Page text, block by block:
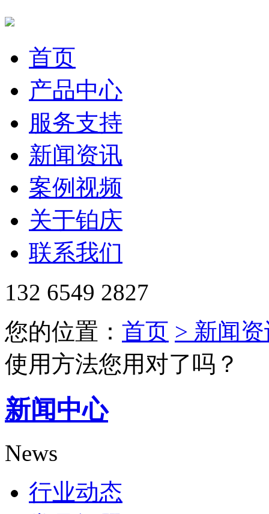
首页
产品中心
服务支持
新闻资讯
案例视频
关于铂庆
联系我们
132 6549 2827
您的位置： 首页 > 新闻
使用方法您用对了吗？
新闻中心
News
行业动态